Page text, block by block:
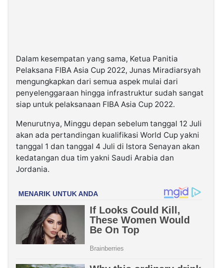
Dalam kesempatan yang sama, Ketua Panitia
Pelaksana FIBA Asia Cup 2022, Junas Miradiarsyah
mengungkapkan dari semua aspek mulai dari
penyelenggaraan hingga infrastruktur sudah sangat
siap untuk pelaksanaan FIBA Asia Cup 2022.
Menurutnya, Minggu depan sebelum tanggal 12 Juli
akan ada pertandingan kualifikasi World Cup yakni
tanggal 1 dan tanggal 4 Juli di Istora Senayan akan
kedatangan dua tim yakni Saudi Arabia dan
Jordania.